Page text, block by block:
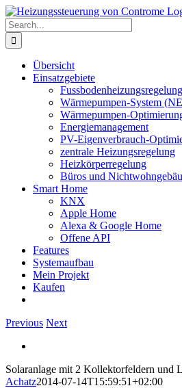
Skip
to
content
Search
for:
Übersicht
Einsatzgebiete
Fussbodenheizungsregelung
Wärmepumpen-System
Wärmepumpen-
Energiemanagement
PV-Eigenverbrauch-
zentrale Heizungsregelung
Heizkörperregelung
Büros und
Smart Home
KNX
Apple Home
Alexa & Google Home
Offene API
Features
Systemaufbau
Mein Projekt
Kaufen
Previous Next
Image
Solaranlage mit 2 Kollektorfeldern und
Achatz2014-07-14T15:59:51+02:00